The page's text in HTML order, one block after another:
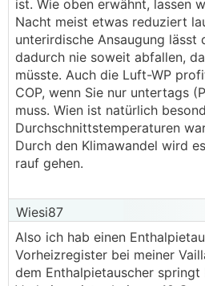
ist. Wie oben erwähnt, lassen
Nacht meist etwas reduziert
unterirdische Ansaugung lässt
dadurch nie soweit abfallen,
müsste. Auch die Luft-WP
COP, wenn Sie nur untertags
muss. Wien ist natürlich
Durchschnittstemperaturen
Durch den Klimawandel wird
rauf gehen.
Wiesi87
Also ich hab einen
Vorheizregister bei meiner
dem Enthalpietauscher springt